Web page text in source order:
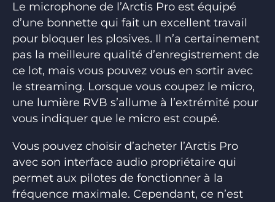
Le microphone de l’Arctis Pro est équipé
d’une bonnette qui fait un excellent travail
pour bloquer les plosives. Il n’a certainement
pas la meilleure qualité d’enregistrement de
ce lot, mais vous pouvez vous en sortir avec
le streaming. Lorsque vous coupez le micro,
une lumière RVB s’allume à l’extrémité pour
vous indiquer que le micro est coupé.
Vous pouvez choisir d’acheter l’Arctis Pro
avec son interface audio propriétaire qui
permet aux pilotes de fonctionner à la
fréquence maximale. Cependant, ce n’est